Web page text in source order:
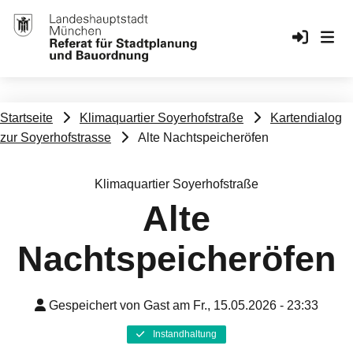
Startseite Klimaquartier Soyerhofstraße
Kartendialog
zur Soyerhofstrasse
Alte Nachtspeicheröfen
Klimaquartier Soyerhofstraße
Alte
Nachtspeicheröfen
Gespeichert von Gastam Fr., 15.05.2026 - 23:33
Instandhaltung